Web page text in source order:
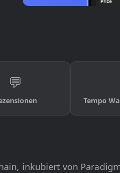
💬
Tempo
inkubiert von